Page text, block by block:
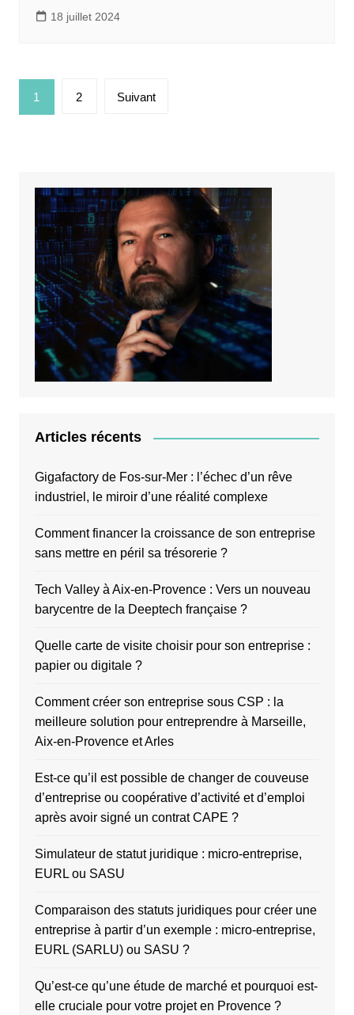
18 juillet 2024
Pagination
des
1 2 Suivant
Articles récents
Gigafactory de Fos-sur-Mer : l’échec d’un rêve
industriel, le miroir d’une réalité complexe
Comment financer la croissance de son entreprise
sans mettre en péril sa trésorerie ?
Tech Valley à Aix-en-Provence : Vers un nouveau
barycentre de la Deeptech française ?
Quelle carte de visite choisir pour son entreprise :
papier ou digitale ?
Comment créer son entreprise sous CSP : la
meilleure solution pour entreprendre à Marseille,
Aix-en-Provence et Arles
Est-ce qu’il est possible de changer de couveuse
d’entreprise ou coopérative d’activité et d’emploi
après avoir signé un contrat CAPE ?
Simulateur de statut juridique : micro-entreprise,
EURL ou SASU
Comparaison des statuts juridiques pour créer une
entreprise à partir d’un exemple : micro-entreprise,
EURL (SARLU) ou SASU ?
Qu’est-ce qu’une étude de marché et pourquoi est-
elle cruciale pour votre projet en Provence ?